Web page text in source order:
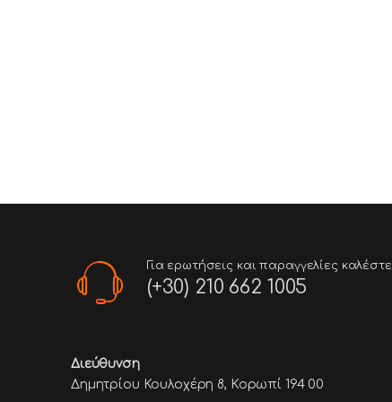
Για ερωτήσεις και παραγγελίες καλέστε
(+30) 210 662 1005
Διεύθυνση
Δημητρίου Κουλοχέρη 8, Κορωπί 194 00